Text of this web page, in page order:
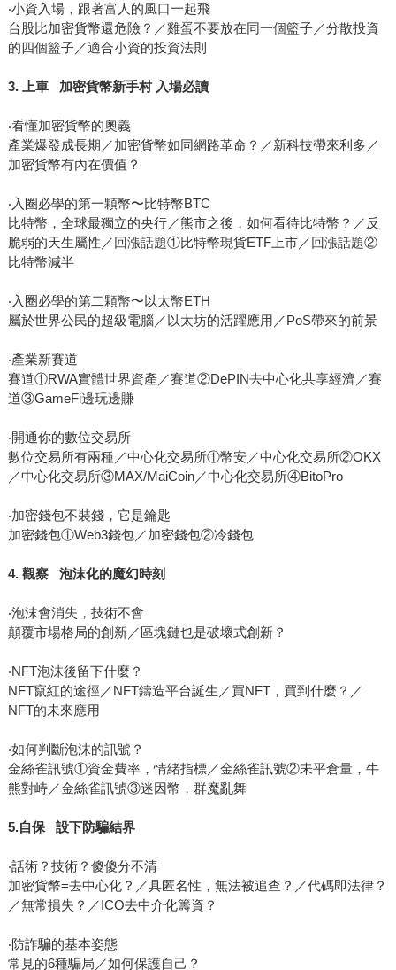
‧小資入場，跟著富人的風口一起飛
台股比加密貨幣還危險？／雞蛋不要放在同一個籃子／分散投資
的四個籃子／適合小資的投資法則
3. 上車 加密貨幣新手村 入場必讀
‧看懂加密貨幣的奧義
產業爆發成長期／加密貨幣如同網路革命？／新科技帶來利多／
加密貨幣有內在價值？
‧入圈必學的第一顆幣〜比特幣BTC
比特幣，全球最獨立的央行／熊市之後，如何看待比特幣？／反
脆弱的天生屬性／回漲話題①比特幣現貨ETF上市／回漲話題②
比特幣減半
‧入圈必學的第二顆幣〜以太幣ETH
屬於世界公民的超級電腦／以太坊的活躍應用／PoS帶來的前景
‧產業新賽道
賽道①RWA實體世界資產／賽道②DePIN去中心化共享經濟／賽
道③GameFi邊玩邊賺
‧開通你的數位交易所
數位交易所有兩種／中心化交易所①幣安／中心化交易所②OKX
／中心化交易所③MAX/MaiCoin／中心化交易所④BitoPro
‧加密錢包不裝錢，它是鑰匙
加密錢包①Web3錢包／加密錢包②冷錢包
4. 觀察 泡沫化的魔幻時刻
‧泡沫會消失，技術不會
顛覆市場格局的創新／區塊鏈也是破壞式創新？
‧NFT泡沫後留下什麼？
NFT竄紅的途徑／NFT鑄造平台誕生／買NFT，買到什麼？／
NFT的未來應用
‧如何判斷泡沫的訊號？
金絲雀訊號①資金費率，情緒指標／金絲雀訊號②未平倉量，牛
熊對峙／金絲雀訊號③迷因幣，群魔亂舞
5.自保 設下防騙結界
‧話術？技術？傻傻分不清
加密貨幣=去中心化？／具匿名性，無法被追查？／代碼即法律？
／無常損失？／ICO去中介化籌資？
‧防詐騙的基本姿態
常見的6種騙局／如何保護自己？